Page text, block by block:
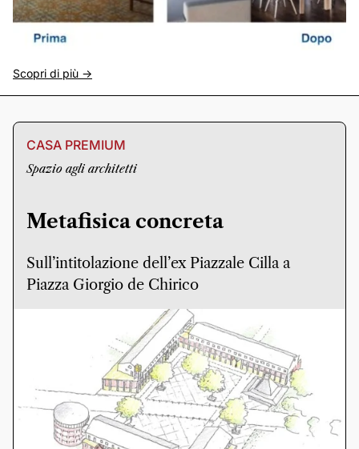
Scopri di più ->
CASA PREMIUM
Spazio agli architetti
Metafisica concreta
Sull’intitolazione dell’ex Piazzale Cilla a
Piazza Giorgio de Chirico